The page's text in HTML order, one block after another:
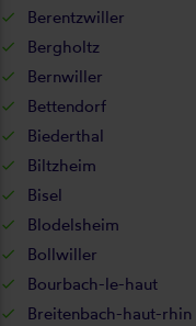
Berentzwiller
Bergholtz
Bernwiller
Bettendorf
Biederthal
Biltzheim
Bisel
Blodelsheim
Bollwiller
Bourbach-le-haut
Breitenbach-haut-rhin